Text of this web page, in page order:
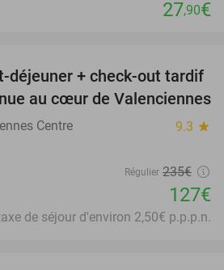
27,90€
46%
déjeuner + check-out tardif
au cœur de Valenciennes
Centre 9.3 star
Régulier 235€
127€
de séjour d'environ 2,50€ p.p.p.n.